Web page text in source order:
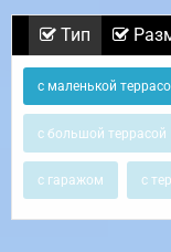
Тип
с маленькой
с большой террасой
с гаражом с